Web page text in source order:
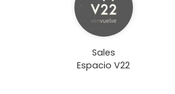
Sales
Espacio V22